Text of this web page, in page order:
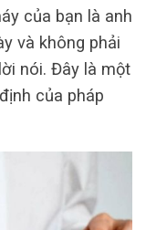
của bạn là anh
và không phải
nói. Đây là một
của pháp